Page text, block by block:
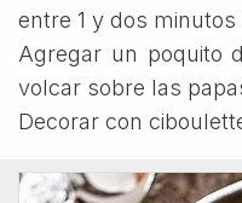
entre 1 y dos
Agregar un poquito
volcar sobre las
Decorar con